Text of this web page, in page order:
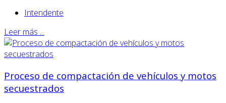
Intendente
Leer más ...
Proceso de compactación de vehículos y motos
secuestrados